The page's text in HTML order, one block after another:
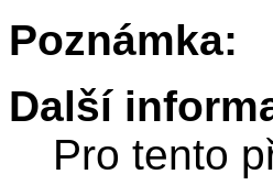
Poznámka:
Další
Pro tento